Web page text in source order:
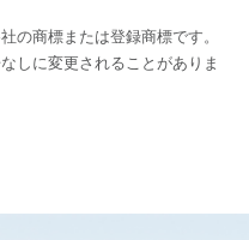
の商標または登録商標です。
しに変更されることがありま